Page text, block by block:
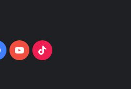
Facebook
YouTubeTikTok